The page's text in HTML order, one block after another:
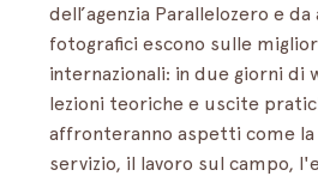
dell’agenzia Parallelozero e
fotografici escono sulle
internazionali: in due giorni di
lezioni teoriche e uscite
affronteranno aspetti come la
servizio, il lavoro sul campo,